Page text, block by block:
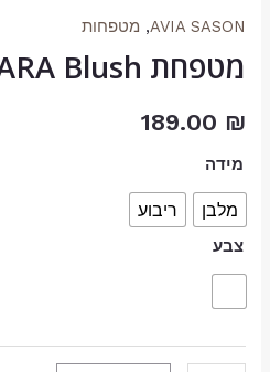
AVIA SASON
, מטפחות
מטפחת BOHARA Blush
189.00 ₪
מידה
מלבן ריבוע
צבע